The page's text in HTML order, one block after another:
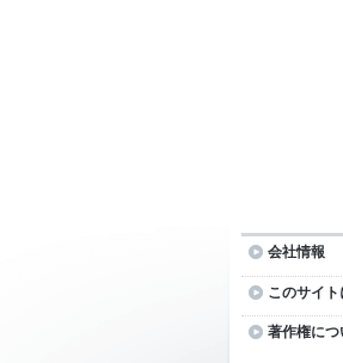
会社情報
このサイト
著作権につ